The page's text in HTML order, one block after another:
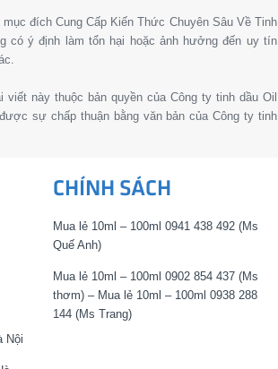
đích Cung Cấp Kiến Thức Chuyên Sâu Về Tinh
có ý định làm tổn hại hoặc ảnh hưởng đến uy tín
này thuộc bản quyền của Công ty tinh dầu Oil
sự chấp thuận bằng văn bản của Công ty tinh
Nội
CHÍNH SÁCH
Mua lẻ 10ml – 100ml 0941 438 492 (Ms
Quế Anh)
Mua lẻ 10ml – 100ml 0902 854 437 (Ms
thơm) – Mua lẻ 10ml – 100ml 0938 288
144 (Ms Trang)